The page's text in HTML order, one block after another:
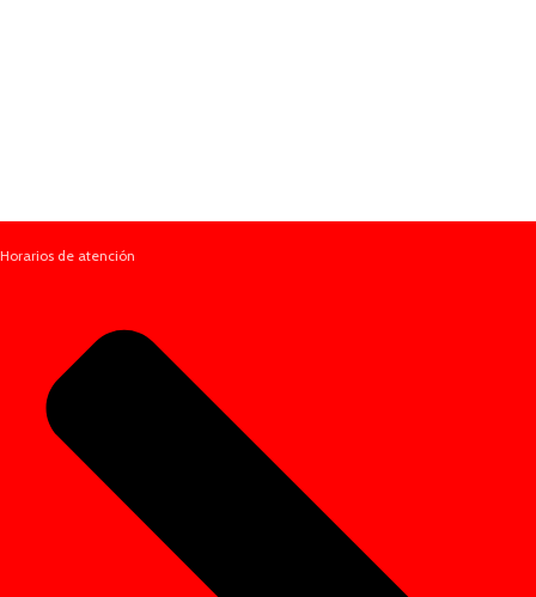
Horarios de atención